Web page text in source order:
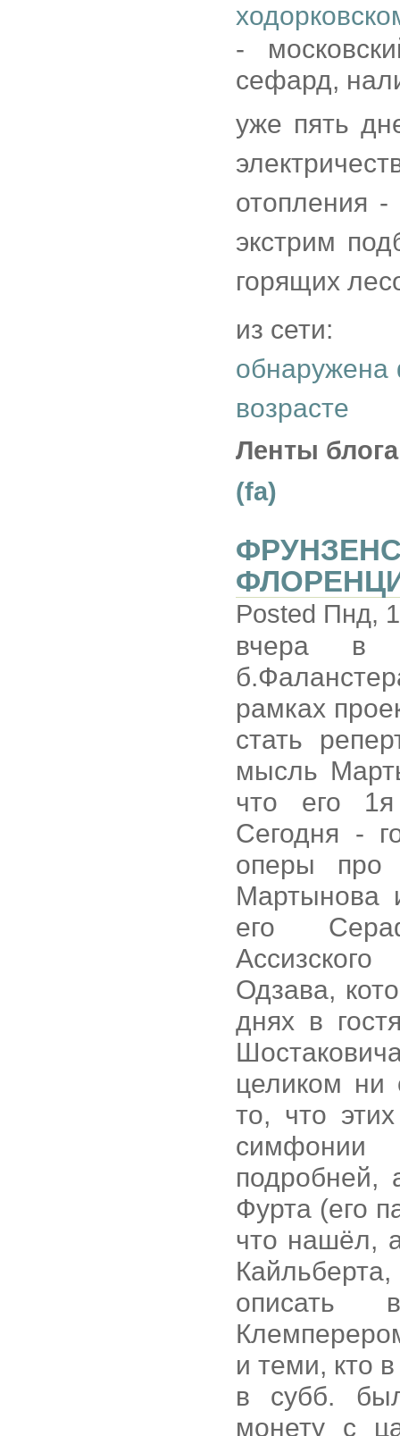
-
сефард,
уже пять
отопления
экстрим
горящих
из сети:
возрасте
Ленты
(fa)
Posted Пнд,
вчера в
рамках
стать
мысль
что его
Сегодня -
оперы про
Мартынова
его
Одзава,
днях в
целиком ни
то, что
подробней,
Фурта (его
что нашёл,
описать
и теми, кто
в субб.
монету с